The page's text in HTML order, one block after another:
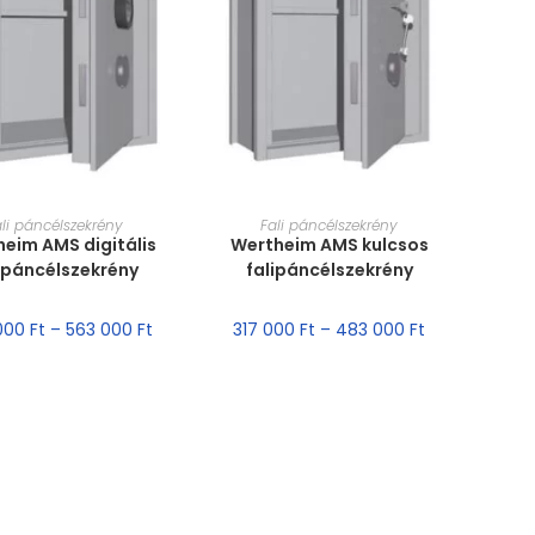
VÁLASZTÁSA
páncélszekrény
AMS digitális
Ft – 563 000 Ft
MÉRET VÁLASZTÁSA
Fali páncélszekrény
Wertheim AMS kulcsos
falipáncélszekrény
317 000Ft – 483 000Ft